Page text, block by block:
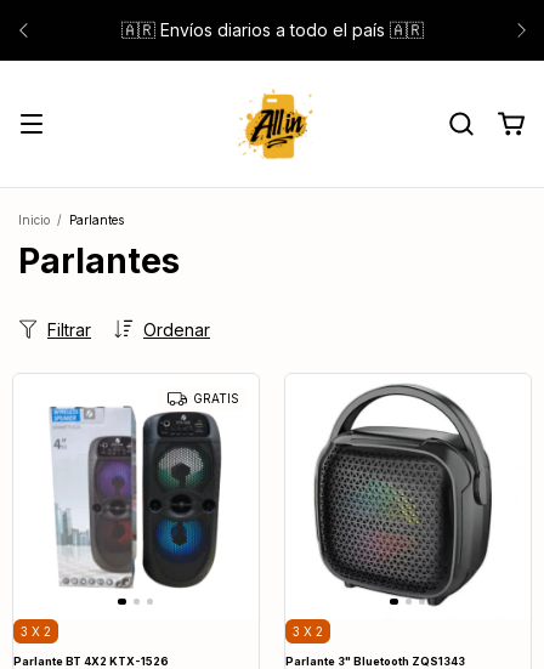
🇦🇷 Envíos diarios a todo el país 🇦🇷
Inicio / Parlantes
Parlantes
Ordenar
Filtrar
GRATIS
3 X 2
Parlante BT 4X2 KTX-1526
3 X 2
Parlante 3" Bluetooth ZQS1343